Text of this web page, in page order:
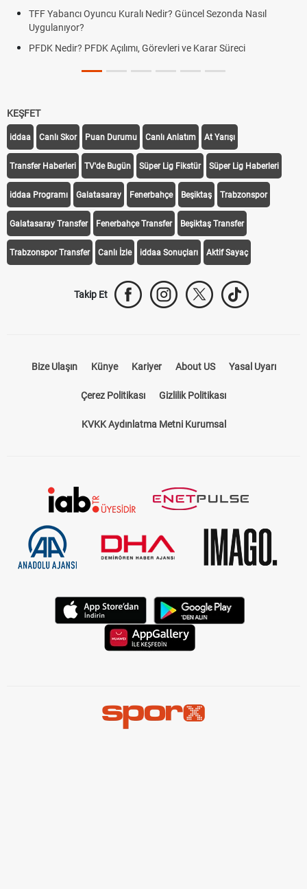
TFF Yabancı Oyuncu Kuralı Nedir? Güncel Sezonda Nasıl
Uygulanıyor?
PFDK Nedir? PFDK Açılımı, Görevleri ve Karar Süreci
KEŞFET
iddaa Canlı Skor Puan Durumu Canlı Anlatım At Yarışı
Transfer Haberleri TV'de Bugün Süper Lig Fikstür Süper Lig Haberleri
iddaa Programı Galatasaray Fenerbahçe Beşiktaş Trabzonspor
Galatasaray Transfer Fenerbahçe Transfer Beşiktaş Transfer
Trabzonspor Transfer Canlı İzle iddaa Sonuçları Aktif Sayaç
Takip Et
Bize Ulaşın Künye Kariyer About US Yasal Uyarı
Çerez Politikası Gizlilik Politikası
KVKK Aydınlatma Metni Kurumsal